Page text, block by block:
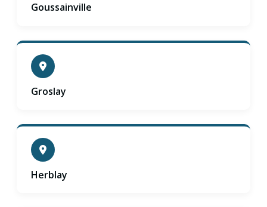
Goussainville
Groslay
Herblay